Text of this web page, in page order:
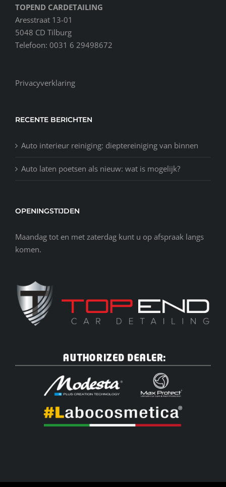
TOPEND CARDETAILING
Aresstraat 13-01
5048 CD Tilburg
Telefoon: 0031 6 29498672
Privacyverklaring
RECENTE BERICHTEN
Auto interieur reiniging: dieptereiniging van binnen
Auto laten poetsen als nieuw: wat is mogelijk?
OPENINGSTIJDEN
Maandag tot en met zaterdag kunt u op afspraak langs
komen.